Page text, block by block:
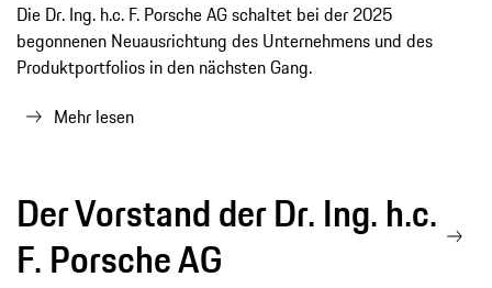
Die Dr. Ing. h.c. F. Porsche AG schaltet bei der 2025
begonnenen Neuausrichtung des Unternehmens und des
Produktportfolios in den nächsten Gang.
Mehr lesen
Der Vorstand der Dr. Ing. h.c.
F. Porsche AG